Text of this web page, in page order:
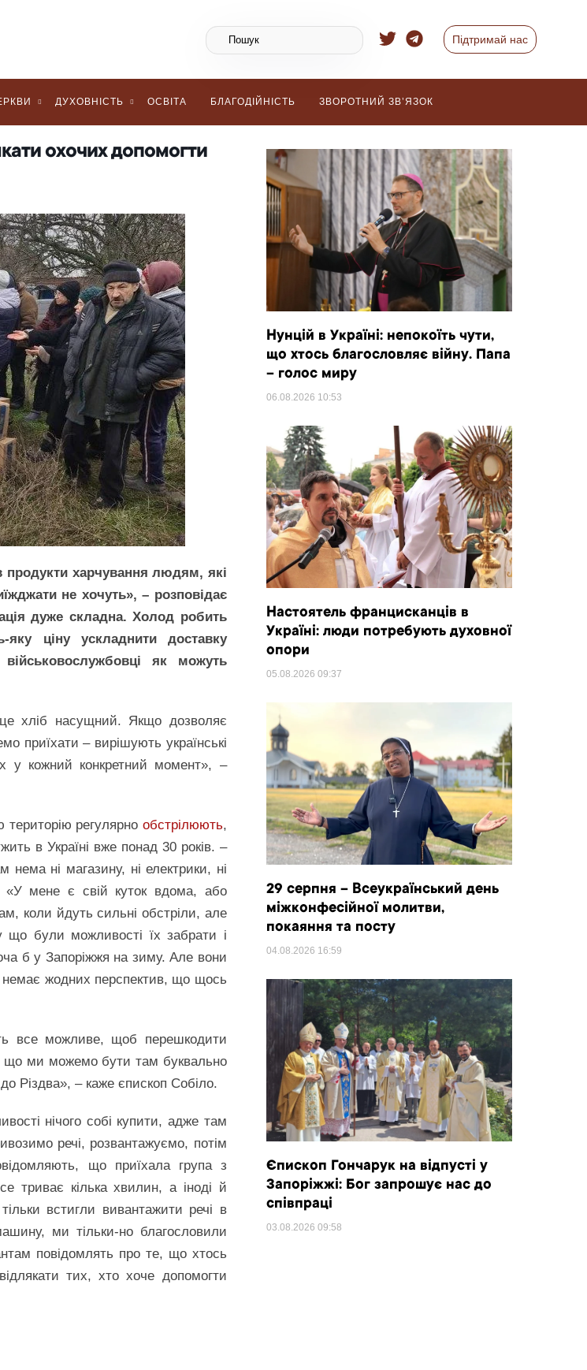
Підтримай нас
ДУХОВНІСТЬ ОСВІТА БЛАГОДІЙНІСТЬ ЗВОРОТНИЙ ЗВ’ЯЗОК
охочих допомогти
продукти харчування людям, які
не хочуть», – розповідає
дуже складна. Холод робить
ціну ускладнити доставку
як можуть
хліб насущний. Якщо дозволяє
приїхати – вирішують українські
у кожний конкретний момент», –
регулярно обстрілюють,
в Україні вже понад 30 років. –
ні магазину, ні електрики, ні
мене є свій куток вдома, або
коли йдуть сильні обстріли, але
були можливості їх забрати і
б у Запоріжжя на зиму. Але вони
жодних перспектив, що щось
все можливе, щоб перешкодити
що ми можемо бути там буквально
Різдва», – каже єпископ Собіло.
нічого собі купити, адже там
речі, розвантажуємо, потім
що приїхала група з
триває кілька хвилин, а іноді й
встигли вивантажити речі в
ми тільки-но благословили
повідомлять про те, що хтось
тих, хто хоче допомогти
Нунцій в Україні: непокоїть чути,
що хтось благословляє війну. Папа
– голос миру
06.08.2026 10:53
Настоятель францисканців в
Україні: люди потребують духовної
опори
05.08.2026 09:37
29 серпня – Всеукраїнський день
міжконфесійної молитви,
покаяння та посту
04.08.2026 16:59
Єпископ Гончарук на відпусті у
Запоріжжі: Бог запрошує нас до
співпраці
03.08.2026 09:58